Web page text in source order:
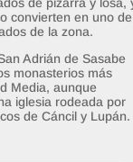
convierten en uno de
de la zona.
Adrián de Sasabe
monasterios más
Media, aunque
iglesia rodeada por
de Cáncil y Lupán.